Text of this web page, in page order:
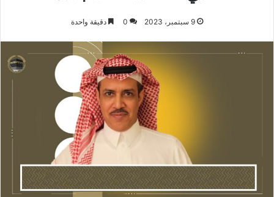
9 سبتمبر، 2023 0 دقيقة واحدة